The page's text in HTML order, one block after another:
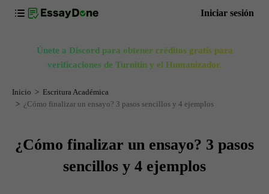
Iniciar sesión
Únete a Discord para obtener créditos gratis para
verificaciones de Turnitin y el Humanizador.
Inicio
Escritura Académica
¿Cómo finalizar un ensayo? 3 pasos sencillos y 4 ejemplos
¿Cómo finalizar un ensayo? 3 pasos
sencillos y 4 ejemplos